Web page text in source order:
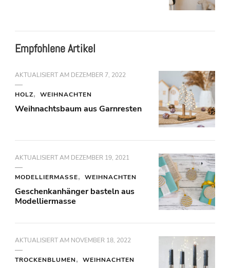
Empfohlene Artikel
AKTUALISIERT AM DEZEMBER 7, 2022
HOLZ WEIHNACHTEN
Weihnachtsbaum aus Garnresten
AKTUALISIERT AM DEZEMBER 19, 2021
MODELLIERMASSE WEIHNACHTEN
Geschenkanhänger basteln aus
Modelliermasse
AKTUALISIERT AM NOVEMBER 18, 2022
TROCKENBLUMEN WEIHNACHTEN